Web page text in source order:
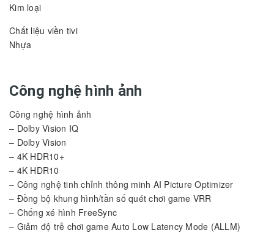
Kim loại
Chất liệu viền tivi
Nhựa
Công nghệ hình ảnh
Công nghệ hình ảnh
– Dolby Vision IQ
– Dolby Vision
– 4K HDR10+
– 4K HDR10
– Công nghệ tinh chỉnh thông minh AI Picture Optimizer
– Đồng bộ khung hình/tần số quét chơi game VRR
– Chống xé hình FreeSync
– Giảm độ trễ chơi game Auto Low Latency Mode (ALLM)